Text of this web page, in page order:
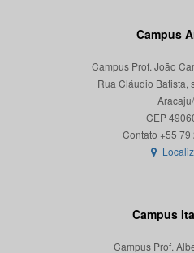
Campus
Campus Prof. João
Rua Cláudio Batista,
CEP
Campus
Campus Prof.